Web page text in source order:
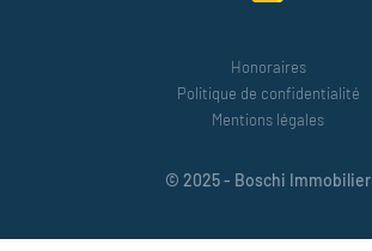
Honoraires
Politique de confidentialité
Mentions légales
© 2025 - Boschi Immobilier